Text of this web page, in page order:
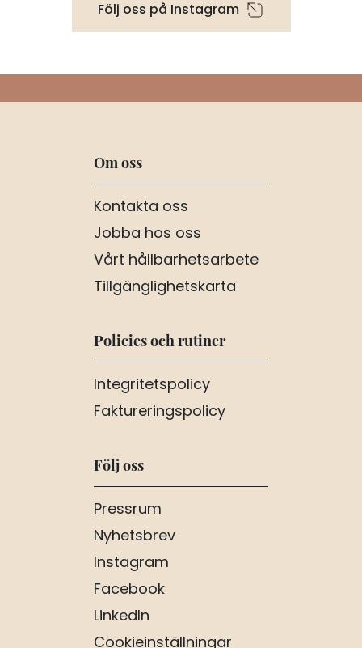
Följ oss på Instagram
Om oss
Kontakta oss
Jobba hos oss
Vårt hållbarhetsarbete
Tillgänglighetskarta
Policies och rutiner
Integritetspolicy
Faktureringspolicy
Följ oss
Pressrum
Nyhetsbrev
Instagram
Facebook
LinkedIn
Cookieinställningar